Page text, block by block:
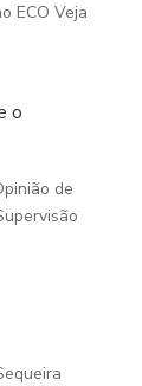
ECO Veja
o
de